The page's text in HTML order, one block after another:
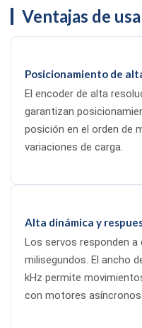
Ventajas de
Posicionamiento de
El encoder de alta
garantizan
posición en el orden de
variaciones de carga.
Alta dinámica y
Los servos responden
milisegundos. El ancho
kHz permite
con motores